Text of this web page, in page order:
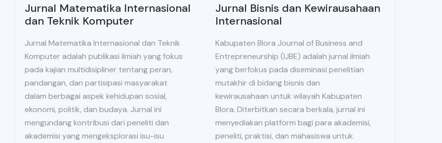
Jurnal Matematika Internasional
dan Teknik Komputer
Jurnal Matematika Internasional dan Teknik
Komputer adalah publikasi ilmiah yang fokus
pada kajian multidisipliner tentang peran,
pandangan, dan partisipasi masyarakat
dalam berbagai aspek kehidupan sosial,
ekonomi, politik, dan budaya. Jurnal ini
mengundang kontribusi dari peneliti dan
akademisi yang mengeksplorasi isu-isu
Jurnal Bisnis dan Kewirausahaan
Internasional
Kabupaten Blora Journal of Business and
Entrepreneurship (IJBE) adalah jurnal ilmiah
yang berfokus pada diseminasi penelitian
mutakhir di bidang bisnis dan
kewirausahaan untuk wilayah Kabupaten
Blora. Diterbitkan secara berkala, jurnal ini
menyediakan platform bagi para akademisi,
peneliti, praktisi, dan mahasiswa untuk